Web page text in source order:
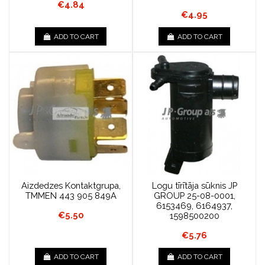
€4.84
ADD TO CART
€4.95
ADD TO CART
Aizdedzes Kontaktgrupa,
TMMEN 443 905 849A
€5.50
ADD TO CART
Logu tīrītāja sūknis JP
GROUP 25-08-0001,
6153469, 6164937,
1598500200
€5.76
ADD TO CART